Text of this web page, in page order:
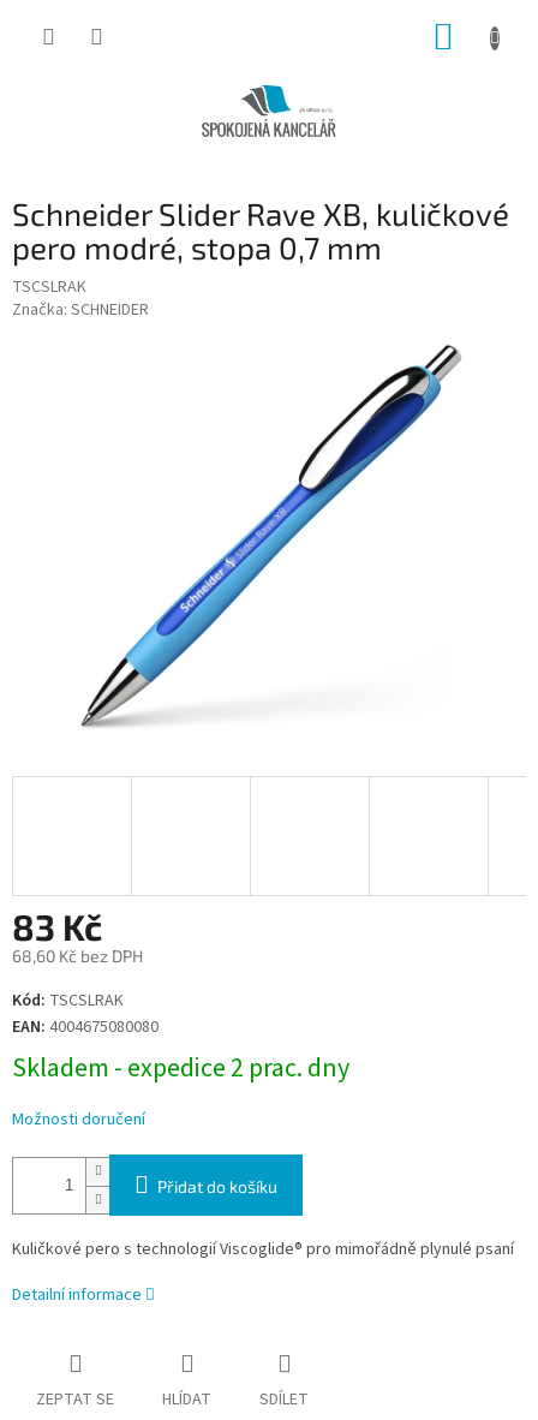
Schneider Slider Rave XB, kuličkové
pero modré, stopa 0,7 mm
TSCSLRAK
Značka: SCHNEIDER
83 Kč
68,60 Kč bez DPH
Měrná
cena:
Kód: TSCSLRAK
EAN: 4004675080080
Skladem - expedice 2 prac. dny
Možnosti doručení
Přidat do košíku
Kuličkové pero s technologií Viscoglide® pro mimořádně plynulé psaní
Detailní informace
ZEPTAT SE HLÍDAT SDÍLET